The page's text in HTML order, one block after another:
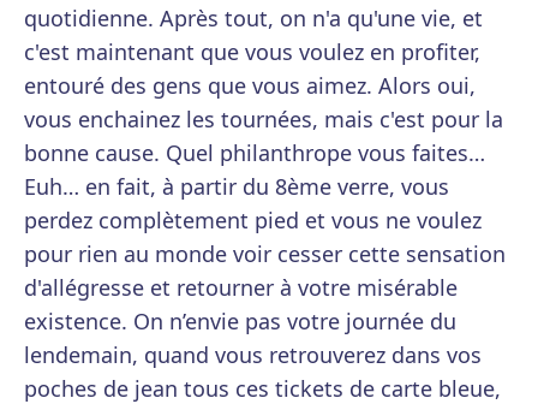
quotidienne. Après tout, on n'a qu'une vie, et
c'est maintenant que vous voulez en profiter,
entouré des gens que vous aimez. Alors oui,
vous enchainez les tournées, mais c'est pour la
bonne cause. Quel philanthrope vous faites…
Euh… en fait, à partir du 8ème verre, vous
perdez complètement pied et vous ne voulez
pour rien au monde voir cesser cette sensation
d'allégresse et retourner à votre misérable
existence. On n’envie pas votre journée du
lendemain, quand vous retrouverez dans vos
poches de jean tous ces tickets de carte bleue,